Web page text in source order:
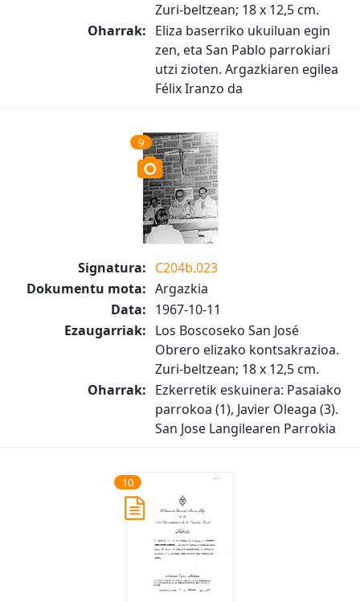
Zuri-beltzean; 18 x 12,5 cm.
Oharrak: Eliza baserriko ukuiluan egin
zen, eta San Pablo parrokiari
utzi zioten. Argazkiaren egilea
Félix Iranzo da
9
Signatura: C204b.023
Dokumentu mota: Argazkia
Data: 1967-10-11
Ezaugarriak: Los Boscoseko San José
Obrero elizako kontsakrazioa.
Zuri-beltzean; 18 x 12,5 cm.
Oharrak: Ezkerretik eskuinera: Pasaiako
parrokoa (1), Javier Oleaga (3).
San Jose Langilearen Parrokia
10